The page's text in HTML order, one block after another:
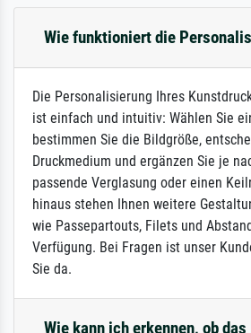
Wie funktioniert die
Die Personalisierung Ihres
ist einfach und intuitiv: Wählen Sie
bestimmen Sie die Bildgröße,
Druckmedium und ergänzen Sie je
passende Verglasung oder einen
hinaus stehen Ihnen weitere
wie Passepartouts, Filets und
Verfügung. Bei Fragen ist unser
Sie da.
Wie kann ich erkennen, ob